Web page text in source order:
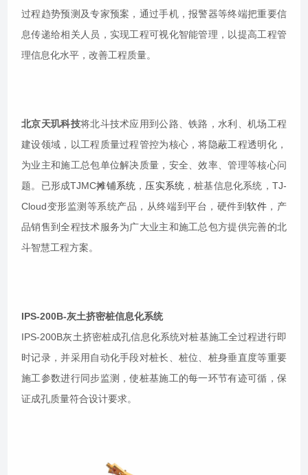
过程趋势预测及专家预案，通过手机，报警器等终端把重要信
息传递给相关人员，实现工程可视化智能管理，以提高工程管
理信息化水平，改善工程质量。
北京天玑科技将北斗技术应用到公路、铁路，水利、机场工程
建设领域，以工程质量过程管控为核心，将隐蔽工程透明化，
为业主和施工总包单位解决质量，安全、效率、管理等核心问
题。已形成TJMC摊铺系统 ， 压实系统 ，桩基信息化系统，TJ-
Cloud变形监测等系统产品，从终端到平台，硬件到软件 ，产
品销售到全程技术服务为广大业主和施工总包方提供完善的北
斗智慧工程方案。
IPS-200B-灰土挤密桩信息化系统
IPS-200B灰土挤密桩成孔信息化系统对桩基施工全过程进行即
时记录，并采用自动化手段对桩长、桩位、桩身垂直度等重要
施工参数进行同步监测，使桩基施工的每一环节有迹可循，保
证成孔质量符合设计要求。